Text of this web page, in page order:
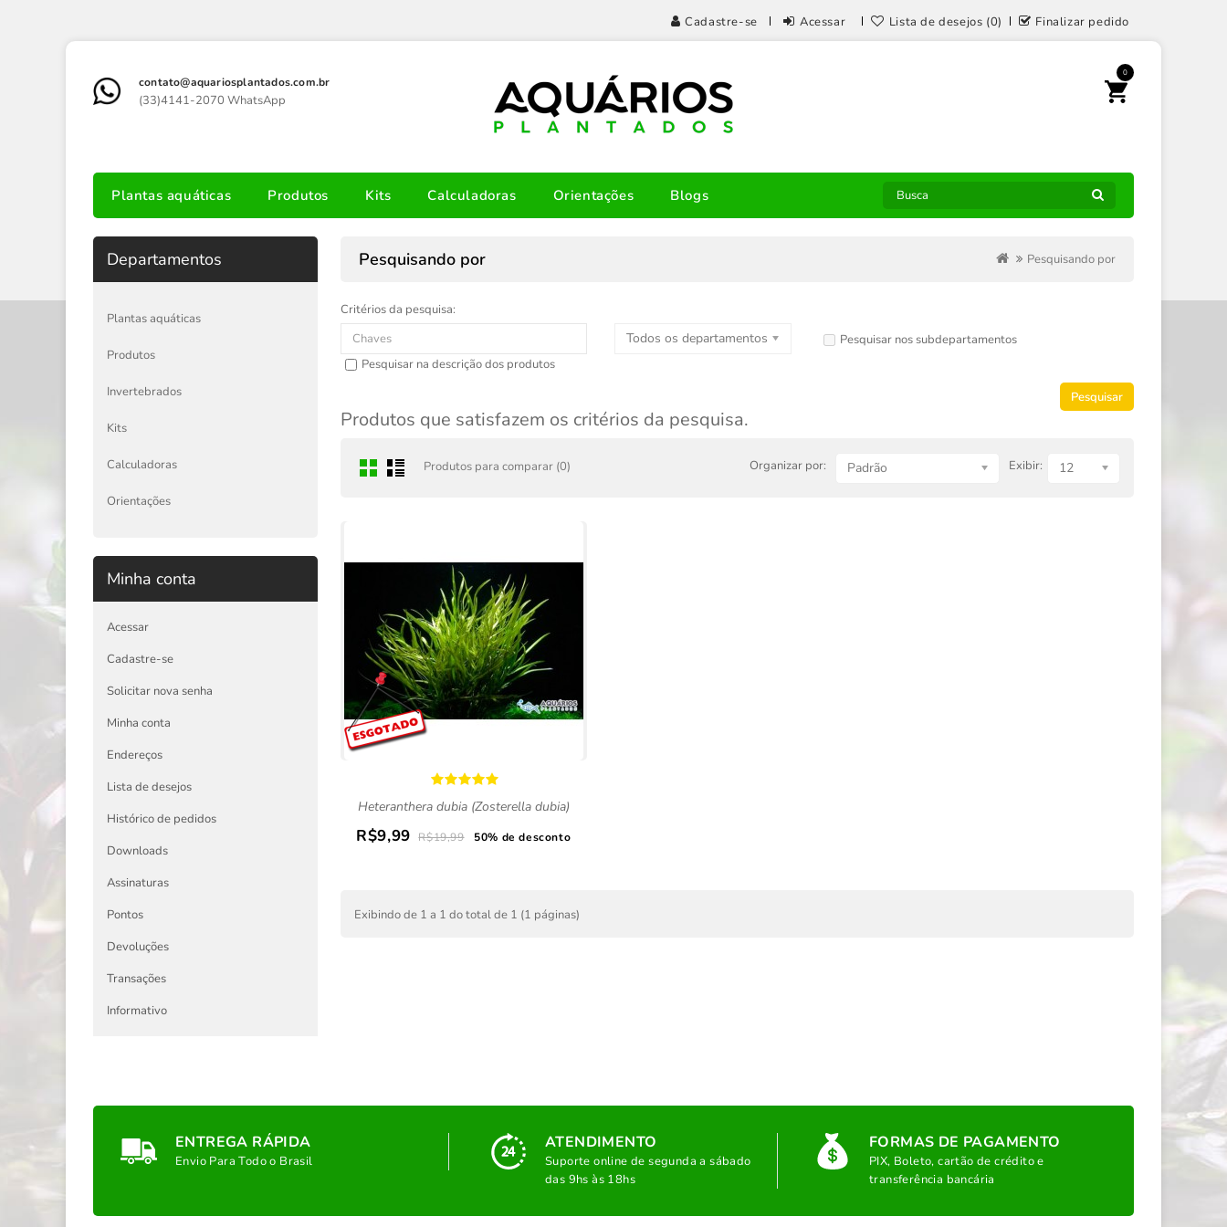
Cadastre-se Acessar Lista de desejos (0) Finalizar pedido
contato@aquariosplantados.com.br
(33)4141-2070 WhatsApp
0
Plantas aquáticas Produtos Kits Calculadoras Orientações Blogs
Departamentos
Plantas aquáticas
Produtos
Invertebrados
Kits
Calculadoras
Orientações
Minha conta
Acessar
Cadastre-se
Solicitar nova senha
Minha conta
Endereços
Lista de desejos
Histórico de pedidos
Downloads
Assinaturas
Pontos
Devoluções
Transações
Informativo
Pesquisando por Pesquisando por
Critérios da pesquisa:
Todos os departamentos
Pesquisar nos subdepartamentos
Pesquisar na descrição dos produtos
Produtos que satisfazem os critérios da pesquisa.
Produtos para comparar (0) Organizar por: Padrão Exibir: 12
Heteranthera dubia (Zosterella dubia)
R$9,99 R$19,99 50% de desconto
Exibindo de 1 a 1 do total de 1 (1 páginas)
ENTREGA RÁPIDA
Envio Para Todo o Brasil
ATENDIMENTO
Suporte online de segunda a sábado
das 9hs às 18hs
FORMAS DE PAGAMENTO
PIX, Boleto, cartão de crédito e
transferência bancária